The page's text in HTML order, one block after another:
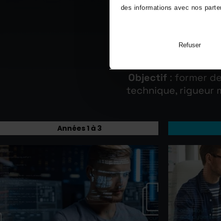
des informations avec nos
Refuser
Objectif : former
technique, rigueur
Années 1 à 3